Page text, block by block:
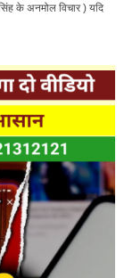
के अनमोल विचार ) यदि